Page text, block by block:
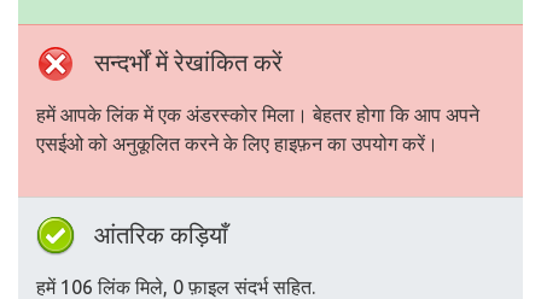
सन्दर्भों में रेखांकित करें
हमें आपके लिंक में एक अंडरस्कोर मिला। बेहतर होगा कि आप अपने
एसईओ को अनुकूलित करने के लिए हाइफ़न का उपयोग करें।
आंतरिक कड़ियाँ
हमें 106 लिंक मिले, 0 फ़ाइल संदर्भ सहित.